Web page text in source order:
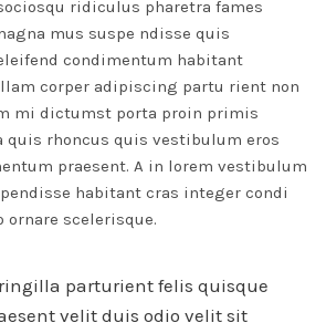
ridiculus pharetra fames
mus suspe ndisse quis
condimentum habitant
corper adipiscing partu rient non
mi dictumst porta proin primis
quis rhoncus quis vestibulum eros
praesent. A in lorem vestibulum
habitant cras integer condi
ornare scelerisque.
parturient felis quisque
velit duis odio velit sit